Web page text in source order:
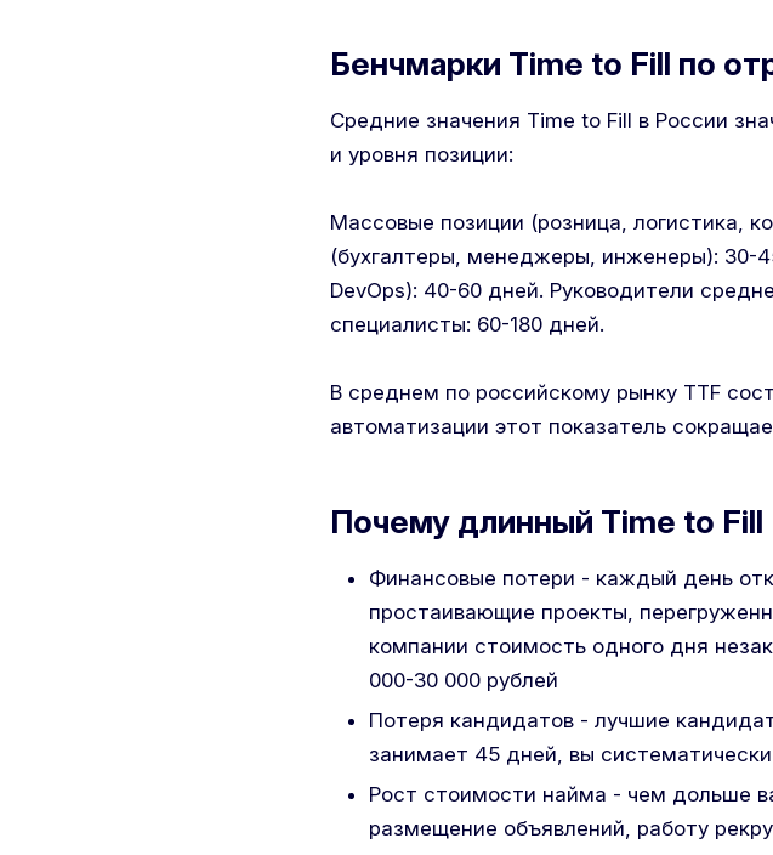
Бенчмарки Time to Fill по
Средние значения Time to Fill в России
и уровня позиции:
Массовые позиции (розница, логистика,
(бухгалтеры, менеджеры, инженеры): 30-
DevOps): 40-60 дней. Руководители
специалисты: 60-180 дней.
В среднем по российскому рынку TTF
автоматизации этот показатель
Почему длинный Time to
Финансовые потери - каждый день
простаивающие проекты,
компании стоимость одного дня
000-30 000 рублей
Потеря кандидатов - лучшие
занимает 45 дней, вы
Рост стоимости найма - чем дольше
размещение объявлений, работу